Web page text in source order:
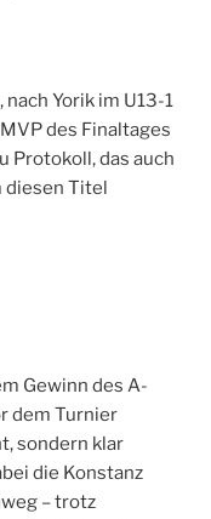
Yorik im U13-1
des Finaltages
Protokoll, das auch
diesen Titel
Gewinn des A-
dem Turnier
sondern klar
die Konstanz
– trotz